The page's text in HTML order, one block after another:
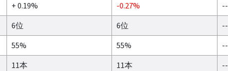
+ 0.19% -0.27%
--
6位 6位
--
55% 55%
--
11本 11本
--